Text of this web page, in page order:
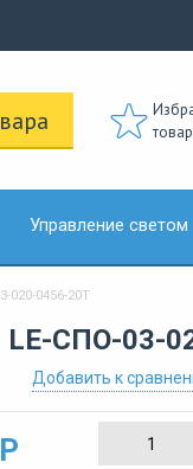
Управление светом
0456-20Т
СПО-03-
Добавить к